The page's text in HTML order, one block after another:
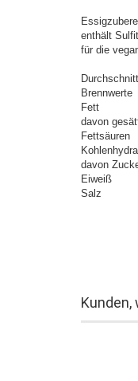
enthält
für die
davon
davon